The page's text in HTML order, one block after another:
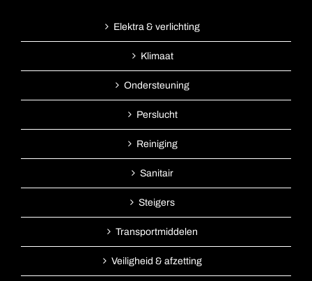
Elektra & verlichting
Klimaat
Ondersteuning
Perslucht
Reiniging
Sanitair
Steigers
Transportmiddelen
Veiligheid & afzetting